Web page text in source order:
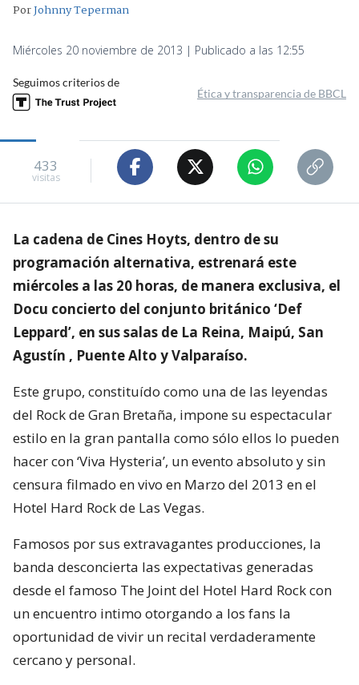
PorJohnny Teperman
Miércoles 20 noviembre de 2013 | Publicado a las 12:55
Seguimos criterios de
Ética y transparencia de BBCL
433
visitas
La cadena de Cines Hoyts, dentro de su
programación alternativa, estrenará este
miércoles a las 20 horas, de manera exclusiva, el
Docu concierto del conjunto británico ‘Def
Leppard’, en sus salas de La Reina, Maipú, San
Agustín , Puente Alto y Valparaíso.
Este grupo, constituído como una de las leyendas
del Rock de Gran Bretaña, impone su espectacular
estilo en la gran pantalla como sólo ellos lo pueden
hacer con ‘Viva Hysteria’, un evento absoluto y sin
censura filmado en vivo en Marzo del 2013 en el
Hotel Hard Rock de Las Vegas.
Famosos por sus extravagantes producciones, la
banda desconcierta las expectativas generadas
desde el famoso The Joint del Hotel Hard Rock con
un encuentro intimo otorgando a los fans la
oportunidad de vivir un recital verdaderamente
cercano y personal.